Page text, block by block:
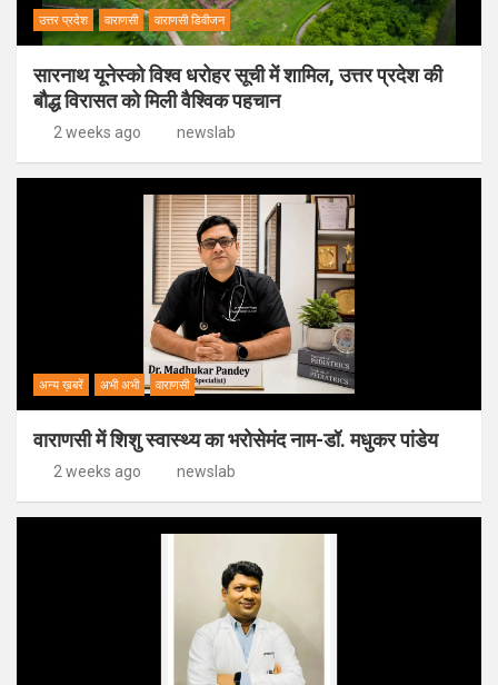
उत्तर प्रदेश वाराणसी वाराणसी डिवीजन
सारनाथ यूनेस्को विश्व धरोहर सूची में शामिल, उत्तर प्रदेश की
बौद्ध विरासत को मिली वैश्विक पहचान
2 weeks ago newslab
अन्य ख़बरें अभी अभी वाराणसी
वाराणसी में शिशु स्वास्थ्य का भरोसेमंद नाम-डॉ. मधुकर पांडेय
2 weeks ago newslab